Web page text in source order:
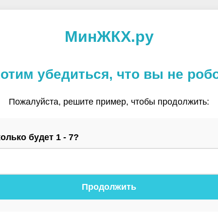
МинЖКХ.ру
убедиться, что вы не
Пожалуйста, решите пример, чтобы продолжить:
будет 1 - 7?
Продолжить